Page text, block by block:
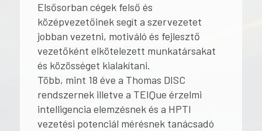
Elsősorban cégek felső és
középvezetőinek segít a szervezetet
jobban vezetni, motiváló és fejlesztő
vezetőként elkötelezett munkatársakat
és közösséget kialakítani.
Több, mint 18 éve a Thomas DISC
rendszernek illetve a TEIQue érzelmi
intelligencia elemzésnek és a HPTI
vezetési potenciál mérésnek tanácsadó